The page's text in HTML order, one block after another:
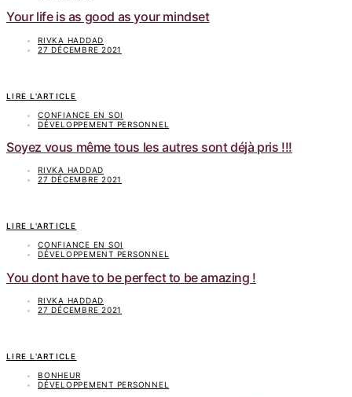
Your life is as good as your mindset
RIVKA HADDAD
27 DÉCEMBRE 2021
LIRE L'ARTICLE
CONFIANCE EN SOI
DÉVELOPPEMENT PERSONNEL
Soyez vous même tous les autres sont déjà pris !!!
RIVKA HADDAD
27 DÉCEMBRE 2021
LIRE L'ARTICLE
CONFIANCE EN SOI
DÉVELOPPEMENT PERSONNEL
You dont have to be perfect to be amazing !
RIVKA HADDAD
27 DÉCEMBRE 2021
LIRE L'ARTICLE
BONHEUR
DÉVELOPPEMENT PERSONNEL